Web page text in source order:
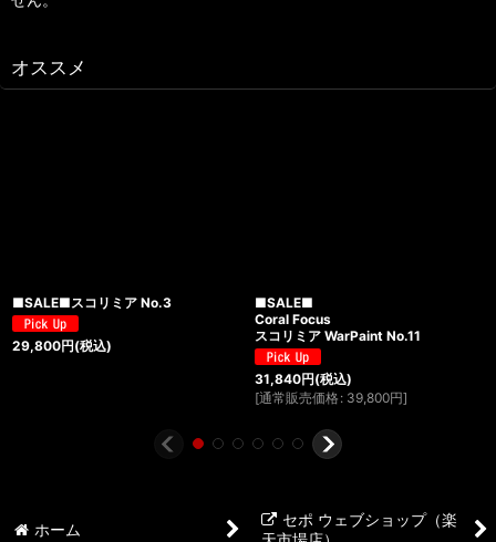
オススメ
■SALE■スコリミア No.3
29,800円(税込)
■SALE■
Coral Focus
スコリミア WarPaint No.11
31,840円(税込)
[通常販売価格 : 39,800円]
ホーム
セポ ウェブショップ（楽